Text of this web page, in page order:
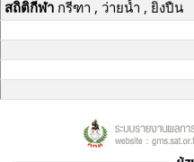
สถิติกีฬากรีฑา , ว่ายน้ำ , ยิงปืน